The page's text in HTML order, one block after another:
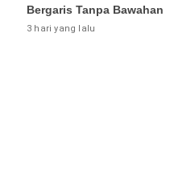
Bergaris Tanpa Bawahan
3 hari yang lalu